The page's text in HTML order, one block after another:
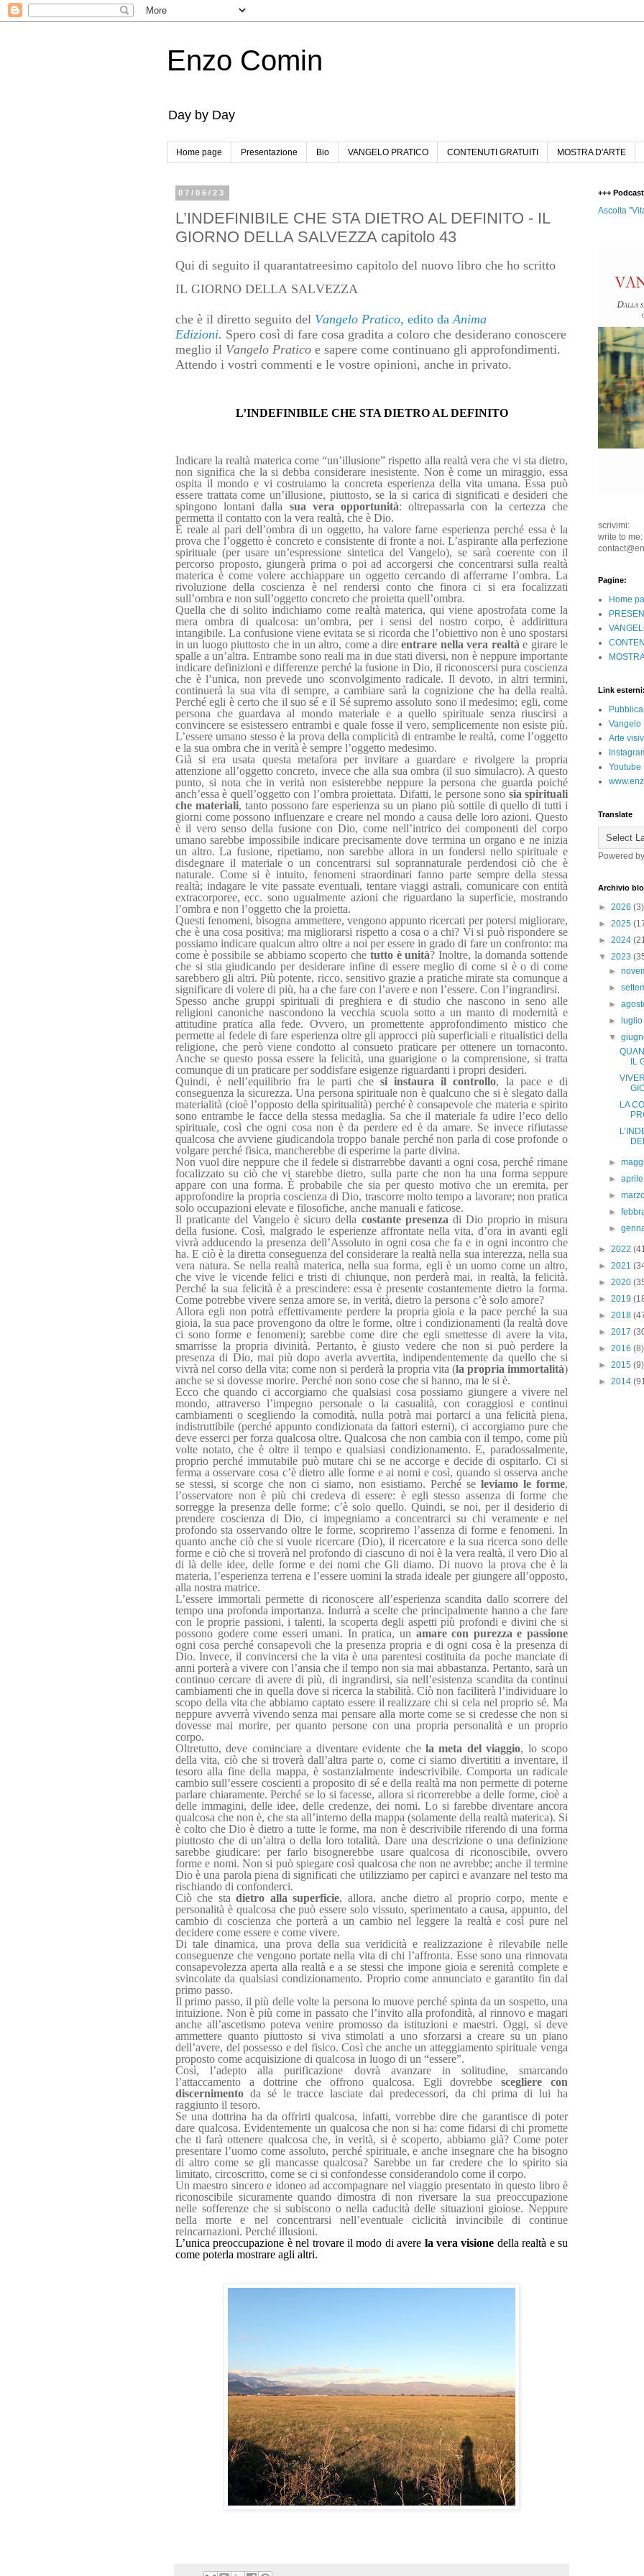
Enzo Comin
Day by Day
Home page Presentazione Bio VANGELO PRATICO CONTENUTI GRATUITI MOSTRA D'ARTE
07/06/23
L’INDEFINIBILE CHE STA DIETRO AL DEFINITO - IL
GIORNO DELLA SALVEZZA capitolo 43
Qui di seguito il quarantatreesimo capitolo del nuovo libro che ho scritto
IL GIORNO DELLA SALVEZZA
che è il diretto seguito del Vangelo Pratico, edito daAnima
Edizioni. Spero così di fare cosa gradita a coloro che desiderano conoscere
meglio il Vangelo Pratico e sapere come continuano gli approfondimenti.
Attendo i vostri commenti e le vostre opinioni, anche in privato.
L’INDEFINIBILE CHE STA DIETRO AL DEFINITO
Indicare la realtà materica come “un’illusione” rispetto alla realtà vera che vi sta dietro,
non significa che la si debba considerare inesistente. Non è come un miraggio, essa
ospita il mondo e vi costruiamo la concreta esperienza della vita umana. Essa può
essere trattata come un’illusione, piuttosto, se la si carica di significati e desideri che
spingono lontani dalla sua vera opportunità: oltrepassarla con la certezza che
permetta il contatto con la vera realtà, che è Dio.
È reale al pari dell’ombra di un oggetto, ha valore farne esperienza perché essa è la
prova che l’oggetto è concreto e consistente di fronte a noi. L’aspirante alla perfezione
spirituale (per usare un’espressione sintetica del Vangelo), se sarà coerente con il
percorso proposto, giungerà prima o poi ad accorgersi che concentrarsi sulla realtà
materica è come volere acchiappare un oggetto cercando di afferrarne l’ombra. La
rivoluzione della coscienza è nel rendersi conto che finora ci si era focalizzati
sull’ombra e non sull’oggetto concreto che proietta quell’ombra.
Quella che di solito indichiamo come realtà materica, qui viene apostrofata come la
mera ombra di qualcosa: un’ombra, per i sensi del nostro corpo, è addirittura
intangibile. La confusione viene evitata se si ricorda che l’obiettivo non è uno spostarsi
in un luogo piuttosto che in un altro, come a direentrare nella vera realtàe girare le
spalle a un’altra. Entrambe sono reali ma in due stati diversi, non è neppure importante
indicare definizioni e differenze perché la fusione in Dio, il riconoscersi pura coscienza
che è l’unica, non prevede uno sconvolgimento radicale. Il devoto, in altri termini,
continuerà la sua vita di sempre, a cambiare sarà la cognizione che ha della realtà.
Perché egli è certo che il suo sé e il Sé supremo assoluto sono il medesimo; egli, come
persona che guardava al mondo materiale e a quello spirituale senza riuscirsi a
convincere se esistessero entrambi e quale fosse il vero, semplicemente non esiste più.
L’essere umano stesso è la prova della complicità di entrambe le realtà, come l’oggetto
e la sua ombra che in verità è sempre l’oggetto medesimo.
Già si era usata questa metafora per invitare a guardare e rivolgere la propria
attenzione all’oggetto concreto, invece che alla sua ombra (il suo simulacro). A questo
punto, si nota che in verità non esisterebbe neppure la persona che guarda poiché
anch’essa è quell’oggetto con l’ombra proiettata. Difatti, le persone sono sia spirituali
che materiali, tanto possono fare esperienza su un piano più sottile di quello di tutti i
giorni come possono influenzare e creare nel mondo a causa delle loro azioni. Questo
è il vero senso della fusione con Dio, come nell’intrico dei componenti del corpo
umano sarebbe impossibile indicare precisamente dove termina un organo e ne inizia
un altro. La fusione, ripetiamo, non sarebbe allora in un fondersi nello spirituale e
disdegnare il materiale o un concentrarsi sul soprannaturale perdendosi ciò che è
naturale. Come si è intuito, fenomeni straordinari fanno parte sempre della stessa
realtà; indagare le vite passate eventuali, tentare viaggi astrali, comunicare con entità
extracorporee, ecc. sono ugualmente azioni che riguardano la superficie, mostrando
l’ombra e non l’oggetto che la proietta.
Questi fenomeni, bisogna ammettere, vengono appunto ricercati per potersi migliorare,
che è una cosa positiva; ma migliorarsi rispetto a cosa o a chi? Vi si può rispondere se
possiamo indicare qualcun altro oltre a noi per essere in grado di fare un confronto: ma
come è possibile se abbiamo scoperto che tutto è unità? Inoltre, la domanda sottende
che si stia giudicando per desiderare infine di essere meglio di come si è o di come
sarebbero gli altri. Più potente, ricco, sensitivo grazie a pratiche mirate sta comunque a
significare di volere di più, ha a che fare con l’avere e non l’essere. Con l’ingrandirsi.
Spesso anche gruppi spirituali di preghiera e di studio che nascono in seno alle
religioni canoniche nascondono la vecchia scuola sotto a un manto di modernità e
attitudine pratica alla fede. Ovvero, un promettente approfondimento mistico che
permette al fedele di fare esperienza oltre gli approcci più superficiali e ritualistici della
religione, che però viene condotto al consueto praticare per ottenere un tornaconto.
Anche se questo possa essere la felicità, una guarigione o la comprensione, si tratta
comunque di un praticare per soddisfare esigenze riguardanti i propri desideri.
Quindi, è nell’equilibrio fra le parti che si instaura il controllo, la pace e di
conseguenza la sicurezza. Una persona spirituale non è qualcuno che si è slegato dalla
materialità (cioè l’opposto della spiritualità) perché è consapevole che materia e spirito
sono entrambe le facce della stessa medaglia. Sa che il materiale fa udire l’eco dello
spirituale, così che ogni cosa non è da perdere ed è da amare. Se invece rifiutasse
qualcosa che avviene giudicandola troppo banale perché non parla di cose profonde o
volgare perché fisica, mancherebbe di esperirne la parte divina.
Non vuol dire neppure che il fedele si distrarrebbe davanti a ogni cosa, perché rimane
focalizzato su ciò che vi starebbe dietro, sulla parte che non ha una forma seppure
appare con una forma. È probabile che sia per questo motivo che un eremita, per
approfondire la propria coscienza di Dio, trascorre molto tempo a lavorare; non pratica
solo occupazioni elevate e filosofiche, anche manuali e faticose.
Il praticante del Vangelo è sicuro della costante presenza di Dio proprio in misura
della fusione. Così, malgrado le esperienze affrontate nella vita, d’ora in avanti egli
vivrà adducendo la presenza dell’Assoluto in ogni cosa che fa e in ogni incontro che
ha. E ciò è la diretta conseguenza del considerare la realtà nella sua interezza, nella sua
vera natura. Se nella realtà materica, nella sua forma, egli è un uomo come un altro,
che vive le vicende felici e tristi di chiunque, non perderà mai, in realtà, la felicità.
Perché la sua felicità è a prescindere: essa è presente costantemente dietro la forma.
Come potrebbe vivere senza amore se, in verità, dietro la persona c’è solo amore?
Allora egli non potrà effettivamente perdere la propria gioia e la pace perché la sua
gioia, la sua pace provengono da oltre le forme, oltre i condizionamenti (la realtà dove
ci sono forme e fenomeni); sarebbe come dire che egli smettesse di avere la vita,
smarrisse la propria divinità. Pertanto, è giusto vedere che non si può perdere la
presenza di Dio, mai più dopo averla avvertita, indipendentemente da quello che si
vivrà nel corso della vita; come non si perderà la propria vita (la propria immortalità)
anche se si dovesse morire. Perché non sono cose che si hanno, ma le si è.
Ecco che quando ci accorgiamo che qualsiasi cosa possiamo giungere a vivere nel
mondo, attraverso l’impegno personale o la casualità, con coraggiosi e continui
cambiamenti o scegliendo la comodità, nulla potrà mai portarci a una felicità piena,
indistruttibile (perché appunto condizionata da fattori esterni), ci accorgiamo pure che
deve esserci per forza qualcosa oltre. Qualcosa che non cambia con il tempo, come più
volte notato, che è oltre il tempo e qualsiasi condizionamento. E, paradossalmente,
proprio perché immutabile può mutare chi se ne accorge e decide di ospitarlo. Ci si
ferma a osservare cosa c’è dietro alle forme e ai nomi e così, quando si osserva anche
se stessi, si scorge che non ci siamo, non esistiamo. Perché se leviamo le forme,
l’osservatore non è più chi credeva di essere: è egli stesso assenza di forme che
sorregge la presenza delle forme; c’è solo quello. Quindi, se noi, per il desiderio di
prendere coscienza di Dio, ci impegniamo a concentrarci su chi veramente e nel
profondo sta osservando oltre le forme, scopriremo l’assenza di forme e fenomeni. In
quanto anche ciò che si vuole ricercare (Dio), il ricercatore e la sua ricerca sono delle
forme e ciò che si troverà nel profondo di ciascuno di noi è la vera realtà, il vero Dio al
di là delle idee, delle forme e dei nomi che Gli diamo. Di nuovo la prova che è la
materia, l’esperienza terrena e l’essere uomini la strada ideale per giungere all’opposto,
alla nostra matrice.
L’essere immortali permette di riconoscere all’esperienza scandita dallo scorrere del
tempo una profonda importanza. Indurrà a scelte che principalmente hanno a che fare
con le proprie passioni, i talenti, la scoperta degli aspetti più profondi e divini che si
possono godere come esseri umani. In pratica, un amare con purezza e passione
ogni cosa perché consapevoli che la presenza propria e di ogni cosa è la presenza di
Dio. Invece, il convincersi che la vita è una parentesi costituita da poche manciate di
anni porterà a vivere con l’ansia che il tempo non sia mai abbastanza. Pertanto, sarà un
continuo cercare di avere di più, di ingrandirsi, sia nell’esistenza scandita da continui
cambiamenti che in quella dove si ricerca la stabilità. Ciò non faciliterà l’individuare lo
scopo della vita che abbiamo captato essere il realizzare chi si cela nel proprio sé. Ma
neppure avverrà vivendo senza mai pensare alla morte come se si credesse che non si
dovesse mai morire, per quanto persone con una propria personalità e un proprio
corpo.
Oltretutto, deve cominciare a diventare evidente che la meta del viaggio, lo scopo
della vita, ciò che si troverà dall’altra parte o, come ci siamo divertititi a inventare, il
tesoro alla fine della mappa, è sostanzialmente indescrivibile. Comporta un radicale
cambio sull’essere coscienti a proposito di sé e della realtà ma non permette di poterne
parlare chiaramente. Perché se lo si facesse, allora si ricorrerebbe a delle forme, cioè a
delle immagini, delle idee, delle credenze, dei nomi. Lo si farebbe diventare ancora
qualcosa che non è, che sta all’interno della mappa (solamente della realtà materica). Si
è colto che Dio è dietro a tutte le forme, ma non è descrivibile riferendo di una forma
piuttosto che di un’altra o della loro totalità. Dare una descrizione o una definizione
sarebbe giudicare: per farlo bisognerebbe usare qualcosa di riconoscibile, ovvero
forme e nomi. Non si può spiegare così qualcosa che non ne avrebbe; anche il termine
Dio è una parola piena di significati che utilizziamo per capirci e avanzare nel testo ma
rischiando di confonderci.
Ciò che stadietro alla superficie, allora, anche dietro al proprio corpo, mente e
personalità è qualcosa che può essere solo vissuto, sperimentato a causa, appunto, del
cambio di coscienza che porterà a un cambio nel leggere la realtà e così pure nel
decidere come essere e come vivere.
Di tale dinamica, una prova della sua veridicità e realizzazione è rilevabile nelle
conseguenze che vengono portate nella vita di chi l’affronta. Esse sono una rinnovata
consapevolezza aperta alla realtà e a se stessi che impone gioia e serenità complete e
svincolate da qualsiasi condizionamento. Proprio come annunciato e garantito fin dal
primo passo.
Il primo passo, il più delle volte la persona lo muove perché spinta da un sospetto, una
intuizione. Non è più come in passato che l’invito alla profondità, al rinnovo e magari
anche all’ascetismo poteva venire promosso da istituzioni e maestri. Oggi, si deve
ammettere quanto piuttosto si viva stimolati a uno sforzarsi a creare su un piano
dell’avere, del possesso e del fisico. Così che anche un atteggiamento spirituale venga
proposto come acquisizione di qualcosa in luogo di un “essere”.
Così, l’adepto alla purificazione dovrà avanzare in solitudine, smarcando
l’attaccamento a dottrine che offrono qualcosa. Egli dovrebbescegliere con
discernimento da sé le tracce lasciate dai predecessori, da chi prima di lui ha
raggiunto il tesoro.
Se una dottrina ha da offrirti qualcosa, infatti, vorrebbe dire che garantisce di poter
dare qualcosa. Evidentemente un qualcosa che non si ha: come fidarsi di chi promette
che ti farà ottenere qualcosa che, in verità, si è scoperto, abbiamo già? Come poter
presentare l’uomo come assoluto, perché spirituale, e anche insegnare che ha bisogno
di altro come se gli mancasse qualcosa? Sarebbe un far credere che lo spirito sia
limitato, circoscritto, come se ci si confondesse considerandolo come il corpo.
Un maestro sincero e idoneo ad accompagnare nel viaggio presentato in questo libro è
riconoscibile sicuramente quando dimostra di non riversare la sua preoccupazione
nelle sofferenze che si subiscono o nella caducità delle situazioni gioiose. Neppure
nella morte e nel concentrarsi nell’eventuale ciclicità invincibile di continue
reincarnazioni. Perché illusioni.
L’unica preoccupazione è nel trovare il modo di avere la vera visione della realtà e su
come poterla mostrare agli altri.
+++
Ascolta
scrivimi:
write to me:
Pagine:
Home
Link esterni:
Vangelo
Arte
Youtube
Translate
Powered by
Archivio
► 2026 (3)
► 2025
► 2024
▼ 2023
►
►
►
►
▼
IL
LA
►
►
►
►
►
► 2022
► 2021
► 2020
► 2019
► 2018
► 2017
► 2016 (8)
► 2015 (9)
► 2014